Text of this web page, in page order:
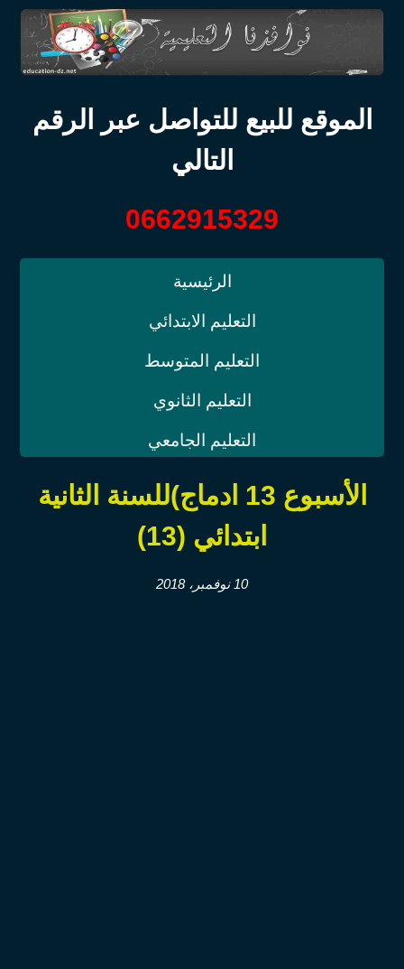
الموقع للبيع للتواصل عبر الرقم
التالي
0662915329
الرئيسية
التعليم الابتدائي
التعليم المتوسط
التعليم الثانوي
التعليم الجامعي
الأسبوع 13 ادماج)للسنة الثانية
ابتدائي (13)
10 نوفمبر، 2018